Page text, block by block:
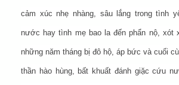
cảm xúc nhẹ nhàng, sâu lắng trong tình
nước hay tình mẹ bao la đến phẩn nộ, xót
những năm tháng bị đô hộ, áp bức và cuối
thần hào hùng, bất khuất đánh giặc cứu